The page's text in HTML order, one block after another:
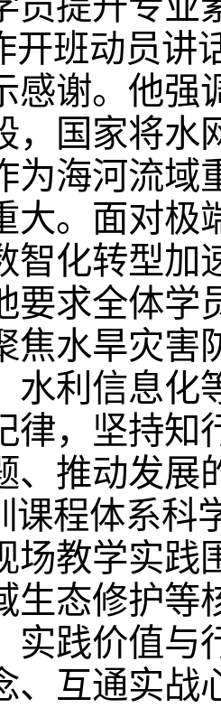
开班动员讲
感谢。他强
，国家将水
为海河流域
大。面对极
智化转型加
要求全体学
焦水旱灾害
水利信息化
律，坚持知
、推动发展
课程体系科
场教学实践
生态修护等
实践价值与
、互通实战